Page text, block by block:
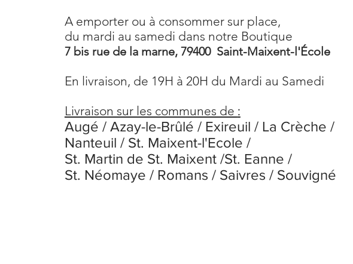
A emporter ou à consommer sur place,
du mardi au samedi dans notre Boutique
7 bis rue de la marne, 79400 Saint-Maixent-l'École
En livraison, de 19H à 20H du Mardi au Samedi
Livraison sur les communes de :
Augé / Azay-le-Brûlé / Exireuil / La Crèche /
Nanteuil / St. Maixent-l'Ecole /
St. Martin de St. Maixent /St. Eanne /
St. Néomaye / Romans / Saivres / Souvigné